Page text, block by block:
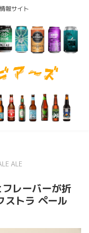
報サイト
ALE
レーバーが折
ストラ ペール